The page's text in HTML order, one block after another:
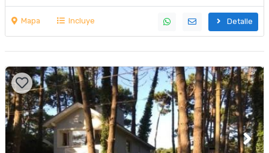
Mapa Incluye Detalle